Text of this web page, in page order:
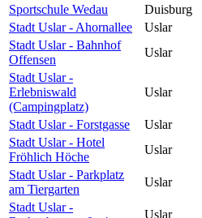
Sportschule Wedau Duisburg
Stadt Uslar - Ahornallee
Uslar
Stadt Uslar - Bahnhof
Offensen
Uslar
Stadt Uslar -
Erlebniswald
(Campingplatz)
Uslar
Stadt Uslar - Forstgasse Uslar
Stadt Uslar - Hotel
Fröhlich Höche
Uslar
Stadt Uslar - Parkplatz
am Tiergarten
Uslar
Stadt Uslar -
Uslar